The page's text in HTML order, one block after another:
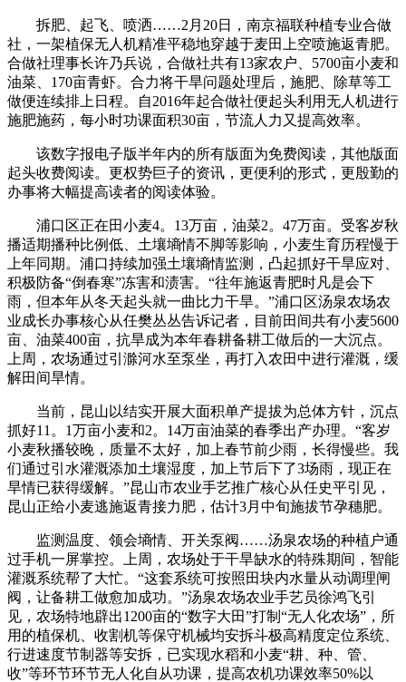
拆肥、起飞、喷洒……2月20日，南京福联种植专业合做
社，一架植保无人机精准平稳地穿越于麦田上空喷施返青肥。
合做社理事长许乃兵说，合做社共有13家农户、5700亩小麦和
油菜、170亩青虾。合力将干旱问题处理后，施肥、除草等工
做便连续排上日程。自2016年起合做社便起头利用无人机进行
施肥施药，每小时功课面积30亩，节流人力又提高效率。
该数字报电子版半年内的所有版面为免费阅读，其他版面
起头收费阅读。更权势巨子的资讯，更便利的形式，更殷勤的
办事将大幅提高读者的阅读体验。
浦口区正在田小麦4。13万亩，油菜2。47万亩。受客岁秋
播适期播种比例低、土壤墒情不脚等影响，小麦生育历程慢于
上年同期。浦口持续加强土壤墒情监测，凸起抓好干旱应对、
积极防备“倒春寒”冻害和渍害。“往年施返青肥时凡是会下
雨，但本年从冬天起头就一曲比力干旱。”浦口区汤泉农场农
业成长办事核心从任樊丛丛告诉记者，目前田间共有小麦5600
亩、油菜400亩，抗旱成为本年春耕备耕工做后的一大沉点。
上周，农场通过引滁河水至泵坐，再打入农田中进行灌溉，缓
解田间旱情。
当前，昆山以结实开展大面积单产提拔为总体方针，沉点
抓好11。1万亩小麦和2。14万亩油菜的春季出产办理。“客岁
小麦秋播较晚，质量不太好，加上春节前少雨，长得慢些。我
们通过引水灌溉添加土壤湿度，加上节后下了3场雨，现正在
旱情已获得缓解。”昆山市农业手艺推广核心从任史平引见，
昆山正给小麦逃施返青接力肥，估计3月中旬施拔节孕穗肥。
监测温度、领会墒情、开关泵阀……汤泉农场的种植户通
过手机一屏掌控。上周，农场处于干旱缺水的特殊期间，智能
灌溉系统帮了大忙。“这套系统可按照田块内水量从动调理闸
阀，让备耕工做愈加成功。”汤泉农场农业手艺员徐鸿飞引
见，农场特地辟出1200亩的“数字大田”打制“无人化农场”，所
用的植保机、收割机等保守机械均安拆斗极高精度定位系统、
行进速度节制器等安拆，已实现水稻和小麦“耕、种、管、
收”等环节环节无人化自从功课，提高农机功课效率50%以